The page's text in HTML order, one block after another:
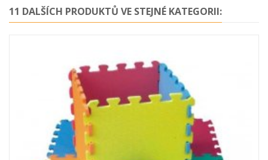
11 DALŠÍCH PRODUKTŮ VE STEJNÉ KATEGORII: